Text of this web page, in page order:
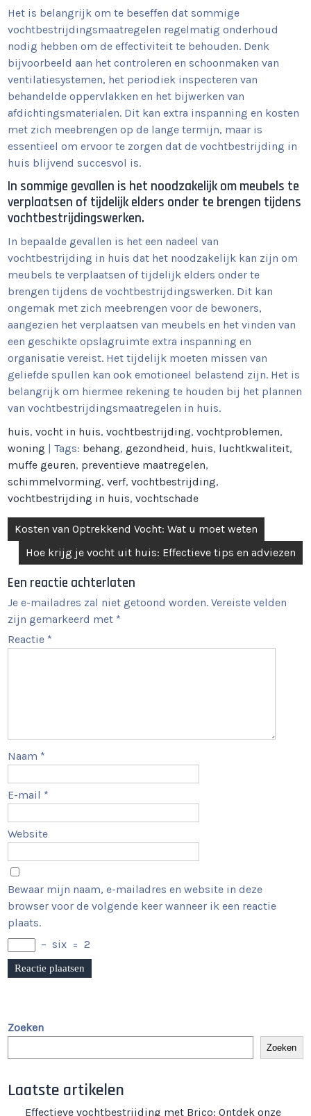
Het is belangrijk om te beseffen dat sommige
vochtbestrijdingsmaatregelen regelmatig onderhoud
nodig hebben om de effectiviteit te behouden. Denk
bijvoorbeeld aan het controleren en schoonmaken van
ventilatiesystemen, het periodiek inspecteren van
behandelde oppervlakken en het bijwerken van
afdichtingsmaterialen. Dit kan extra inspanning en kosten
met zich meebrengen op de lange termijn, maar is
essentieel om ervoor te zorgen dat de vochtbestrijding in
huis blijvend succesvol is.
In sommige gevallen is het noodzakelijk om meubels te
verplaatsen of tijdelijk elders onder te brengen tijdens
vochtbestrijdingswerken.
In bepaalde gevallen is het een nadeel van
vochtbestrijding in huis dat het noodzakelijk kan zijn om
meubels te verplaatsen of tijdelijk elders onder te
brengen tijdens de vochtbestrijdingswerken. Dit kan
ongemak met zich meebrengen voor de bewoners,
aangezien het verplaatsen van meubels en het vinden van
een geschikte opslagruimte extra inspanning en
organisatie vereist. Het tijdelijk moeten missen van
geliefde spullen kan ook emotioneel belastend zijn. Het is
belangrijk om hiermee rekening te houden bij het plannen
van vochtbestrijdingsmaatregelen in huis.
huis,vocht in huis,vochtbestrijding,vochtproblemen,
woning | Tags: behang,gezondheid, huis, luchtkwaliteit,
muffe geuren, preventieve maatregelen,
schimmelvorming,verf,vochtbestrijding,
vochtbestrijding in huis,vochtschade
Berichtnavigatie
Kosten van Optrekkend Vocht: Wat u moet weten
Hoe krijg je vocht uit huis: Effectieve tips en adviezen
Een reactie achterlaten
Je e-mailadres zal niet getoond worden. Vereiste velden
zijn gemarkeerd met *
Reactie *
Naam *
E-mail *
Website
Bewaar mijn naam, e-mailadres en website in deze
browser voor de volgende keer wanneer ik een reactie
plaats.
− six = 2
Zoeken
Zoeken
Laatste artikelen
Effectieve vochtbestrijding met Brico: Ontdek onze